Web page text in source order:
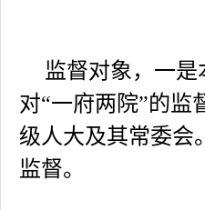
监督对象，一
对“一府两院”的监
级人大及其常委会
监督。